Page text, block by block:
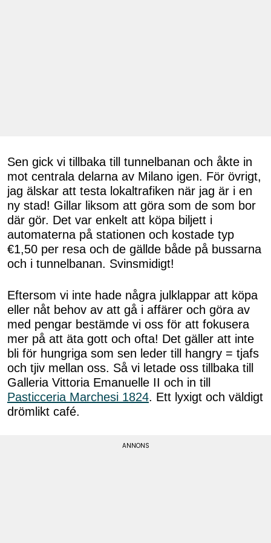
Sen gick vi tillbaka till tunnelbanan och åkte in
mot centrala delarna av Milano igen. För övrigt,
jag älskar att testa lokaltrafiken när jag är i en
ny stad! Gillar liksom att göra som de som bor
där gör. Det var enkelt att köpa biljett i
automaterna på stationen och kostade typ
€1,50 per resa och de gällde både på bussarna
och i tunnelbanan. Svinsmidigt!
Eftersom vi inte hade några julklappar att köpa
eller nåt behov av att gå i affärer och göra av
med pengar bestämde vi oss för att fokusera
mer på att äta gott och ofta! Det gäller att inte
bli för hungriga som sen leder till hangry = tjafs
och tjiv mellan oss. Så vi letade oss tillbaka till
Galleria Vittoria Emanuelle II och in till
Pasticceria Marchesi 1824. Ett lyxigt och väldigt
drömlikt café.